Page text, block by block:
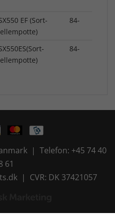
EF (Sort-
84-
84-
| Telefon: +45 74 40
61
| CVR: DK 37421057